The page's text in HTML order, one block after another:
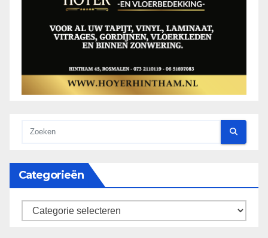
Categorieën
categorieën